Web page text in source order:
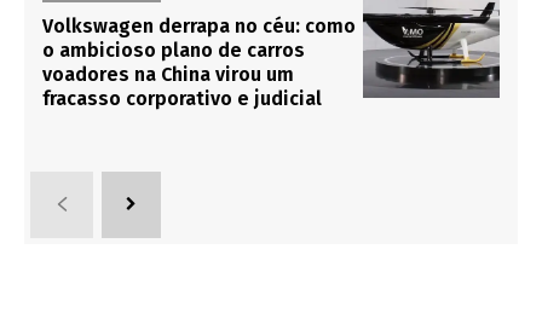
Volkswagen derrapa no céu: como
o ambicioso plano de carros
voadores na China virou um
fracasso corporativo e judicial